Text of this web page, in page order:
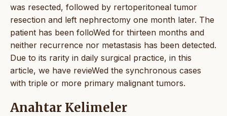
was resected, followed by rertoperitoneal tumor
resection and left nephrectomy one month later. The
patient has been folloWed for thirteen months and
neither recurrence nor metastasis has been detected.
Due to its rarity in daily surgical practice, in this
article, we have revieWed the synchronous cases
with triple or more primary malignant tumors.
Anahtar Kelimeler